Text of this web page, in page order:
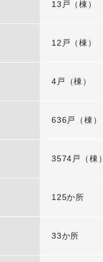
13戸（棟）
12戸（棟）
4戸（棟）
636戸（棟）
3574戸（棟）
125か所
33か所